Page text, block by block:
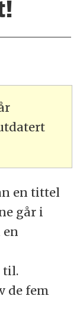
en tittel
går i
en
til.
de fem